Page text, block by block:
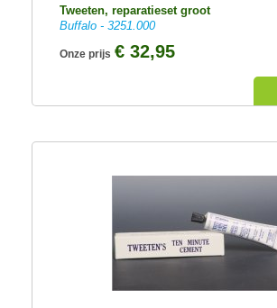
Tweeten, reparatieset groot
Buffalo - 3251.000
Onze prijs € 32,95